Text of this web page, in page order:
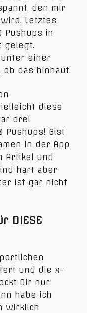
den mir
Letztes
Pushups in
gelegt.
einer
ob das hinhaut.
diese
drei
Pushups! Bist
in der App
Artikel und
hart aber
ist gar nicht
DIESE
und die x-
Dir nur
habe ich
wirklich